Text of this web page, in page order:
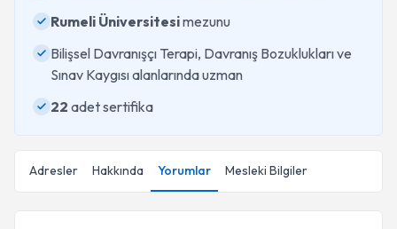
Rumeli Üniversitesimezunu
Bilişsel Davranışçı Terapi, Davranış Bozuklukları ve
Sınav Kaygısı alanlarında uzman
22 adet sertifika
Adresler Hakkında Yorumlar Mesleki Bilgiler